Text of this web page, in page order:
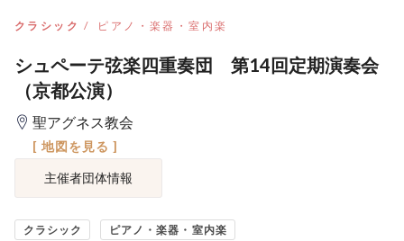
クラシック ピアノ・楽器・室内楽
シュペーテ弦楽四重奏団 第14回定期演奏会
（京都公演）
聖アグネス教会
[ 地図を見る ]
主催者団体情報
クラシック ピアノ・楽器・室内楽